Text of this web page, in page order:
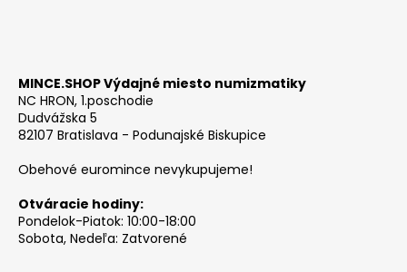
MINCE.SHOP Výdajné miesto numizmatiky
NC HRON, 1.poschodie
Dudvážska 5
82107 Bratislava - Podunajské Biskupice
Obehové euromince nevykupujeme!
Otváracie hodiny:
Pondelok-Piatok: 10:00-18:00
Sobota, Nedeľa: Zatvorené